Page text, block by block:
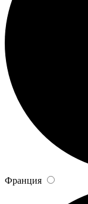
Франция